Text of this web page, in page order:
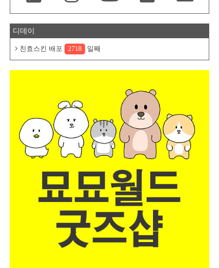
디데이
친효스킨 배포 2718 일째